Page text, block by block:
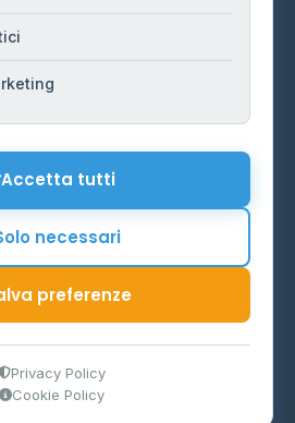
P.IVA 03859300364
delle Imprese e del Made in Italy
Accetta tutti
necessari
preferenze
Privacy Policy
Cookie Policy